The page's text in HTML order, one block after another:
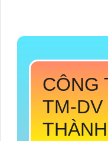
CÔNG
TM-